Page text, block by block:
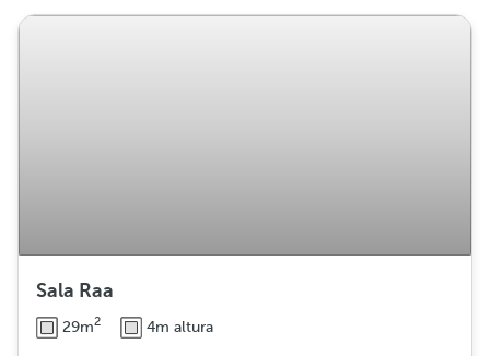
Sala Raa
29m2 4m altura